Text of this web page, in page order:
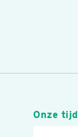
Onze